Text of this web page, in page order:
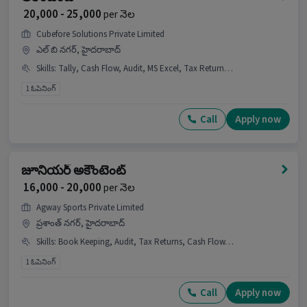
ఈ job కోసం ఆఫీస్ కు వెళ్లాలా?
Ans :అవును, అభ్యర్థులు LB Nagar, Hyderabad లోని
ఆఫీస్ కు వెళ్లి పని చేయాలి.
ఈ position కి ఎన్ని openings ఉన్నాయి?
ఈ position కి 2 openings ఉన్నాయి.
Ans :అవును, ఈ job పురుషులు మరియు మహిళలు
ఇద్దరికీ అందుబాటులో ఉంది.
Accountant బాధ్యతలు ఏమిటి?
Ans :Accountant గా, మీ పని MS Excel, Tally వంటి
skills కు సంబంధించినది. ఈ role అకౌంటెంట్ category
లో భాగం.
₹ 20,000 - 25,000per నెల
Cubefore Solutions Private Limited
ఎల్ బి నగర్, హైదరాబాద్
Skills: Tally, Cash Flow, Audit, MS Excel, Tax Returns, Balance Sheet, Book Keeping, GST
1 ఓపెనింగ్
Call Apply now
జూనియర్ అకౌంటెంట్
₹ 16,000 - 20,000per నెల
Agway Sports Private Limited
ప్రశాంత్ నగర్, హైదరాబాద్
Skills: Book Keeping, Audit, Tax Returns, Cash Flow, Balance Sheet, MS Excel, GST, TDS, Tally
1 ఓపెనింగ్
Call Apply now